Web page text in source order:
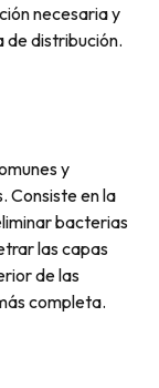
necesaria y
de distribución.
y
Consiste en la
bacterias
las capas
de las
completa.